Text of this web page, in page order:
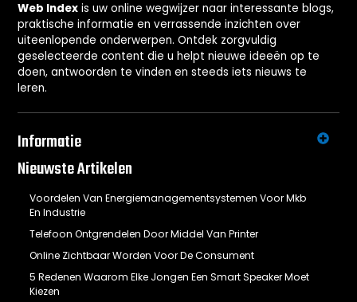
Web Index is uw online wegwijzer naar interessante blogs,
praktische informatie en verrassende inzichten over
uiteenlopende onderwerpen. Ontdek zorgvuldig
geselecteerde content die u helpt nieuwe ideeën op te
doen, antwoorden te vinden en steeds iets nieuws te
leren.
Informatie
Nieuwste Artikelen
Voordelen Van Energiemanagementsystemen Voor Mkb
En Industrie
Telefoon Ontgrendelen Door Middel Van Printer
Online Zichtbaar Worden Voor De Consument
5 Redenen Waarom Elke Jongen Een Smart Speaker Moet
Kiezen